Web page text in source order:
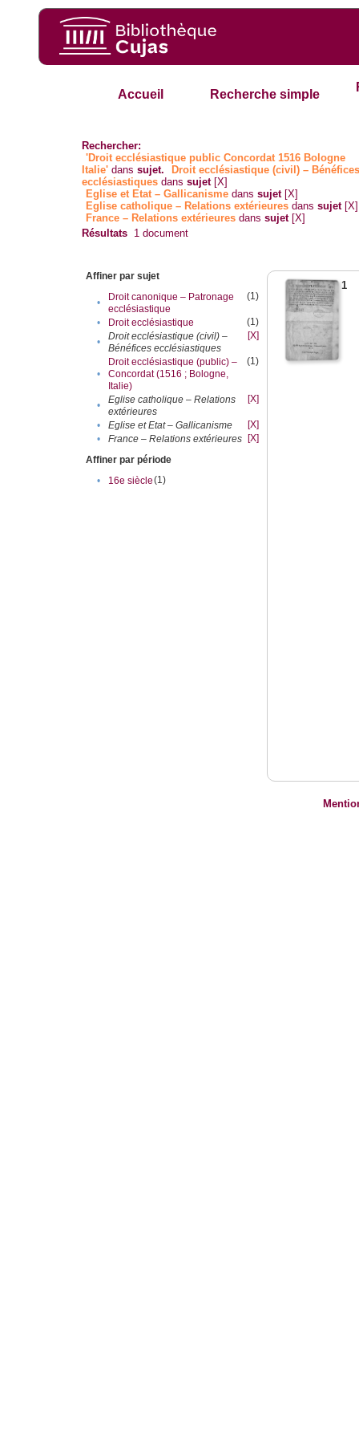
Accueil Recherche simple
Rechercher:
'Droit ecclésiastique public Concordat 1516 Bologne
Italie' danssujet.
Droit ecclésiastique (civil) –
ecclésiastiques danssujet [X]
Eglise et Etat – Gallicanisme danssujet [X]
Eglise catholique – Relations extérieures danssujet [X]
France – Relations extérieures danssujet [X]
Résultats 1 document
Affiner par sujet
•
Droit canonique – Patronage
ecclésiastique
(1)
• Droit ecclésiastique
(1)
•
Droit ecclésiastique (civil) –
Bénéfices ecclésiastiques
[X]
•
Droit ecclésiastique (public) –
Concordat (1516 ; Bologne,
Italie)
(1)
•
Eglise catholique – Relations
extérieures
[X]
• Eglise et Etat – Gallicanisme
[X]
•
France – Relations extérieures [X]
Affiner par période
•
16e siècle(1)
1